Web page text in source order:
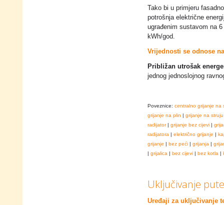
Tako bi u primjeru
potrošnja električne
ugrađenim sustavom na
kWh/god.
Vrijednosti se odnose
Približan utrošak
jednog jednoslojnog
Poveznice: centralno grijanje na
grijanje na plin | grijanje na struju
radijator| grijanje bez cijevi |
radijatora | električno grijanje |
grijanje | bez peći | grijanja |
| grijalica | bez cijevi | bez kotla |
Uključivanje
Uređaji za uključivanje